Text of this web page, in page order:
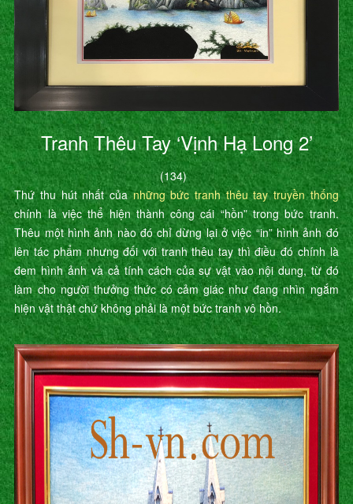
Tranh Thêu Tay ‘Vịnh Hạ Long 2’
(134)
Thứ thu hút nhất củanhững bức tranh thêu tay truyền thống
chính là việc thể hiện thành công cái “hồn” trong bức tranh.
Thêu một hình ảnh nào đó chỉ dừng lại ở việc “in” hình ảnh đó
lên tác phẩm nhưng đối với tranh thêu tay thì điều đó chính là
đem hình ảnh và cả tính cách của sự vật vào nội dung, từ đó
làm cho người thưởng thức có cảm giác như đang nhìn ngắm
hiện vật thật chứ không phải là một bức tranh vô hồn.